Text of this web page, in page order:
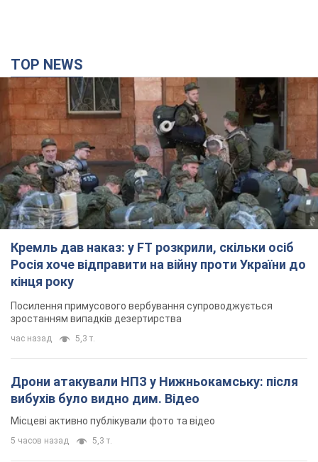
Кремль дав наказ: у FT розкрили, скільки осіб
Росія хоче відправити на війну проти України до
кінця року
Посилення примусового вербування супроводжується
зростанням випадків дезертирства
час назад 5,3 т.
Дрони атакували НПЗ у Нижньокамську: після
вибухів було видно дим. Відео
Місцеві активно публікували фото та відео
5 часов назад
Україна готує Чорнобиль до чергової спроби
вторгнення з боку Росії – медіа
Журналісти розповіли, що відбувається в зоні
8 часов назад 19,1 т.